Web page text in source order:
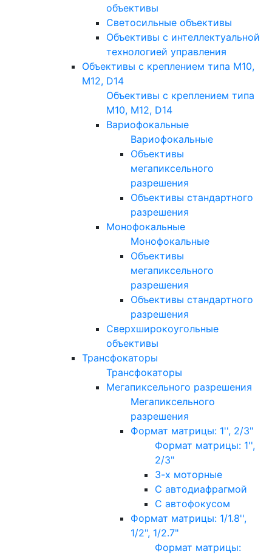
объективы
Светосильные объективы
Объективы с интеллектуальной
технологией управления
Объективы с креплением типа M10,
M12, D14
Объективы с креплением типа
M10, M12, D14
Вариофокальные
Вариофокальные
Объективы
мегапиксельного
разрешения
Объективы стандартного
разрешения
Монофокальные
Монофокальные
Объективы
мегапиксельного
разрешения
Объективы стандартного
разрешения
Сверхширокоугольные
объективы
Трансфокаторы
Трансфокаторы
Мегапиксельного разрешения
Мегапиксельного
разрешения
Формат матрицы: 1'', 2/3"
Формат матрицы: 1'',
2/3"
3-х моторные
С автодиафрагмой
С автофокусом
Формат матрицы: 1/1.8'',
1/2", 1/2.7"
Формат матрицы: